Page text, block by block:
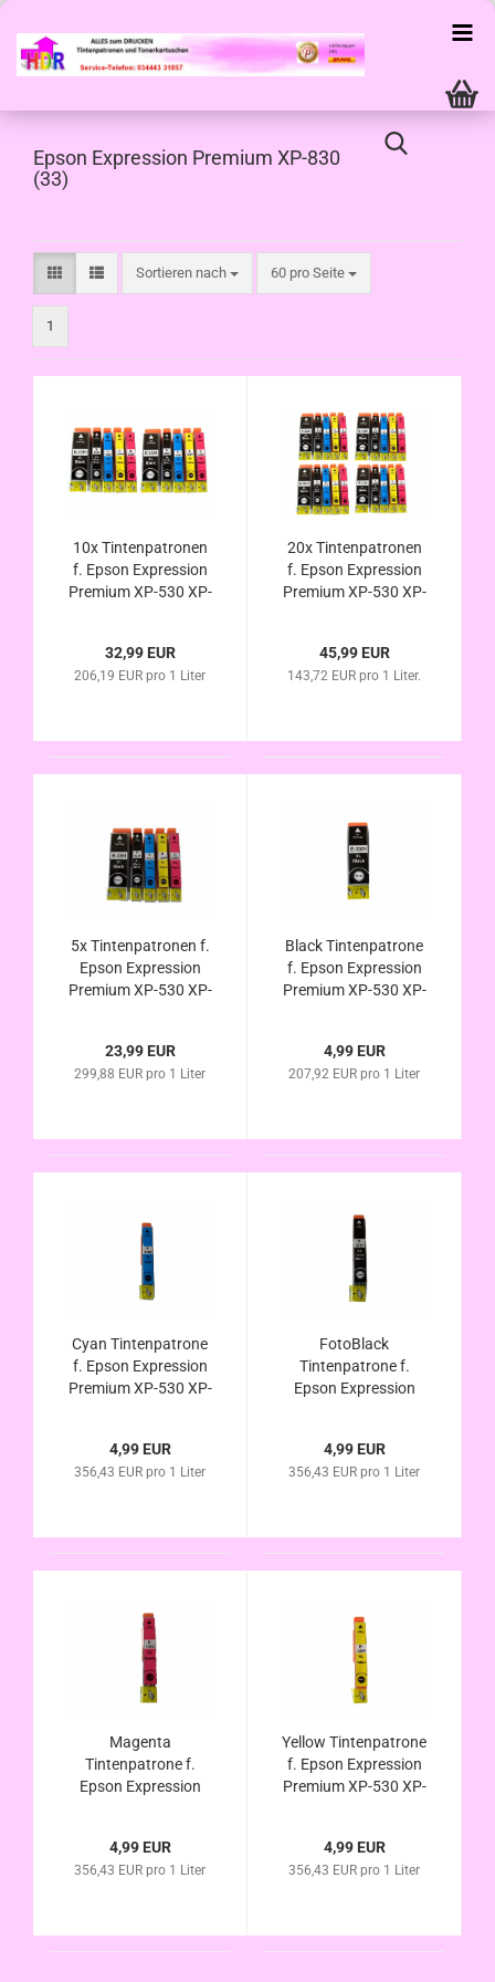
Epson Expression Premium XP-830
(33)
Sortieren nach
Sortieren nach 60 pro Seite
pro Seite
1
10x Tintenpatronen
f. Epson Expression
Premium XP-530 XP-
T3351 T3361 T3362
T3363 T3364
32,99 EUR
206,19 EUR pro 1 Liter
20x Tintenpatronen
f. Epson Expression
Premium XP-530 XP-
T3351 T3361 T3362
T3363 T3364
45,99 EUR
143,72 EUR pro 1 Liter.
5x Tintenpatronen f.
Epson Expression
Premium XP-530 XP-
T3351 T3361 T3362
T3363 T3364
23,99 EUR
299,88 EUR pro 1 Liter
Black Tintenpatrone
f. Epson Expression
Premium XP-530 XP-
T3331 T3351
Orangen Tinten Serie
4,99 EUR
207,92 EUR pro 1 Liter
Cyan Tintenpatrone
f. Epson Expression
Premium XP-530 XP-
T3342 T3362
Orangen Tinten Serie
4,99 EUR
356,43 EUR pro 1 Liter
FotoBlack
Tintenpatrone f.
Epson Expression
kompatibel zu Nr.33
T3341 T3361
4,99 EUR
356,43 EUR pro 1 Liter
Magenta
Tintenpatrone f.
Epson Expression
kompatibel zu Nr.33
T3343 T3363
4,99 EUR
356,43 EUR pro 1 Liter
Yellow Tintenpatrone
f. Epson Expression
Premium XP-530 XP-
T3344 T3364
Orangen Tinten Serie
4,99 EUR
356,43 EUR pro 1 Liter